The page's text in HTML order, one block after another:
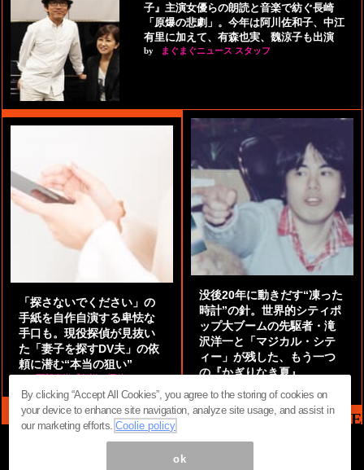
子』主演女優らの朗読と音楽で紡ぐ長崎
「原爆の悲劇」。今年は阿川佐和子、中江
有里に加えて、有森也実、魏涼子も出演
by まぐまぐニュース スタッフ
「探さないでください」の
手紙を自作自演する卑怯な
手口も。現役探偵が見抜い
た「妻子を探すDV夫」の依
頼に潜む“本当の狙い”
没後20年に動きだす“凍った
時計”の針。世界的シティポ
ップ大ブームの先駆者・滝
沢洋一と「マジカル・シテ
ィー」が残した、もう一つ
の『かぎりなき夏』
MAG2 NEWS HEADLINE
By clicking “Accept All Cookies”, you agree to the storing of cookies on
your device to enhance site navigation, analyze site usage, and assist in
our marketing efforts.Coolie policy
ok